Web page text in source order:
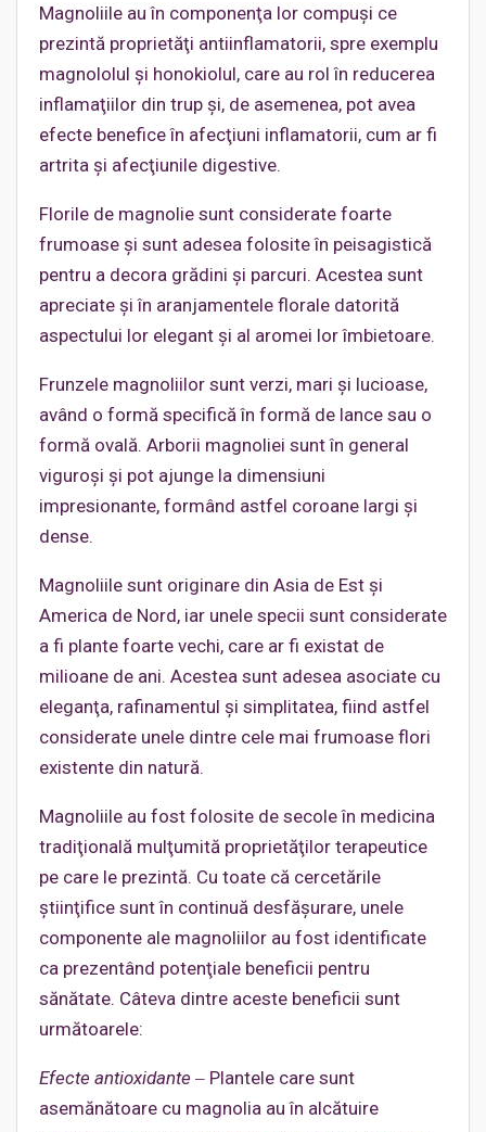
Magnoliile au în componenţa lor compuşi ce
prezintă proprietăţi antiinflamatorii, spre exemplu
magnololul şi honokiolul, care au rol în reducerea
inflamaţiilor din trup şi, de asemenea, pot avea
efecte benefice în afecţiuni inflamatorii, cum ar fi
artrita şi afecţiunile digestive.
Florile de magnolie sunt considerate foarte
frumoase şi sunt adesea folosite în peisagistică
pentru a decora grădini şi parcuri. Acestea sunt
apreciate şi în aranjamentele florale datorită
aspectului lor elegant şi al aromei lor îmbietoare.
Frunzele magnoliilor sunt verzi, mari şi lucioase,
având o formă specifică în formă de lance sau o
formă ovală. Arborii magnoliei sunt în general
viguroşi şi pot ajunge la dimensiuni
impresionante, formând astfel coroane largi şi
dense.
Magnoliile sunt originare din Asia de Est şi
America de Nord, iar unele specii sunt considerate
a fi plante foarte vechi, care ar fi existat de
milioane de ani. Acestea sunt adesea asociate cu
eleganţa, rafinamentul şi simplitatea, fiind astfel
considerate unele dintre cele mai frumoase flori
existente din natură.
Magnoliile au fost folosite de secole în medicina
tradiţională mulţumită proprietăţilor terapeutice
pe care le prezintă. Cu toate că cercetările
ştiinţifice sunt în continuă desfăşurare, unele
componente ale magnoliilor au fost identificate
ca prezentând potenţiale beneficii pentru
sănătate. Câteva dintre aceste beneficii sunt
următoarele:
Efecte antioxidante ‒ Plantele care sunt
asemănătoare cu magnolia au în alcătuire